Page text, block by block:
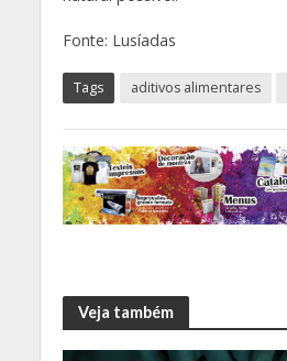
Fonte: Lusíadas
Tags aditivos alimentares
Veja também